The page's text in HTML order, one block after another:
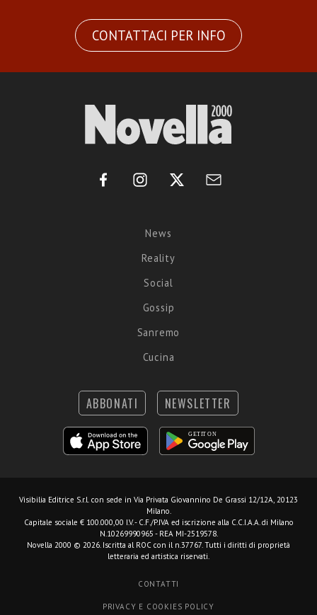
CONTATTACI PER INFO
News
Reality
Social
Gossip
Sanremo
Cucina
ABBONATI NEWSLETTER
Visibilia Editrice S.r.l. con sede in Via Privata Giovannino De Grassi 12/12A, 20123
Milano.
Capitale sociale € 100.000,00 I.V. - C.F./P.IVA ed iscrizione alla C.C.I.A.A. di Milano
N.10269990965 - REA MI-2519578.
Novella 2000 © 2026. Iscritta al ROC con il n.37767. Tutti i diritti di proprietà
letteraria ed artistica riservati.
CONTATTI
PRIVACY E COOKIES POLICY